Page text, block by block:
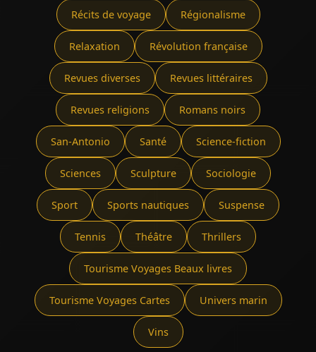
Récits de voyage Régionalisme
Relaxation Révolution française
Revues diverses Revues littéraires
Revues religions Romans noirs
San-Antonio Santé Science-fiction
Sciences Sculpture Sociologie
Sport Sports nautiques Suspense
Tennis Théâtre Thrillers
Tourisme Voyages Beaux livres
Tourisme Voyages Cartes Univers marin
Vins